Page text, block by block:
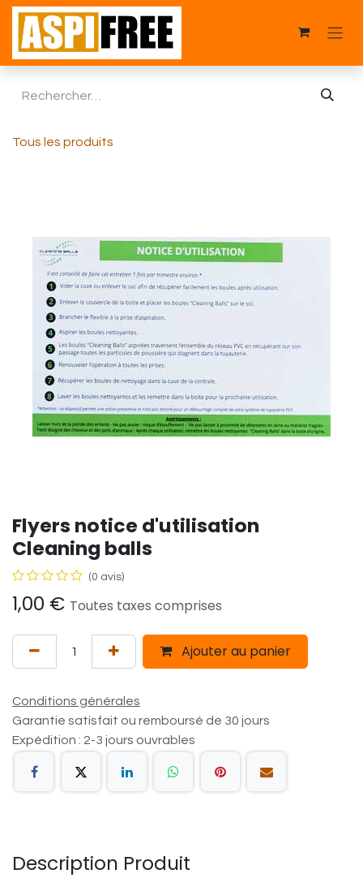
Se rendre au contenu
Tous les produits
Flyers notice d'utilisation
Cleaning balls
(0 avis)
1,00 € Toutes taxes comprises
Ajouter au panier
Conditions générales
Garantie satisfait ou remboursé de 30 jours
Expédition : 2-3 jours ouvrables
Description Produit